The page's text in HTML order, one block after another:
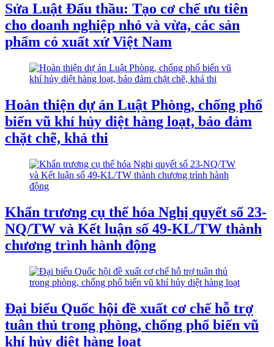
Sửa Luật Đấu thầu: Tạo cơ chế ưu tiên
cho doanh nghiệp nhỏ và vừa, các sản
phẩm có xuất xứ Việt Nam
Hoàn thiện dự án Luật Phòng, chống phổ
biến vũ khí hủy diệt hàng loạt, bảo đảm
chặt chẽ, khả thi
Khẩn trương cụ thể hóa Nghị quyết số 23-
NQ/TW và Kết luận số 49-KL/TW thành
chương trình hành động
Đại biểu Quốc hội đề xuất cơ chế hỗ trợ
tuân thủ trong phòng, chống phổ biến vũ
khí hủy diệt hàng loạt